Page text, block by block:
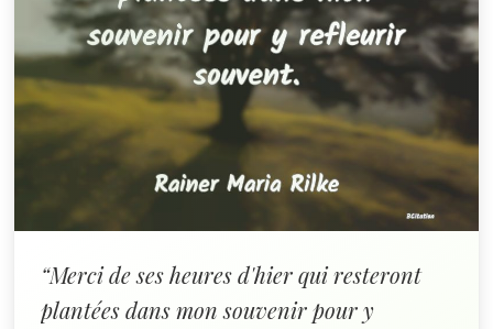
“Merci de ses heures d'hier qui resteront
plantées dans mon souvenir pour y